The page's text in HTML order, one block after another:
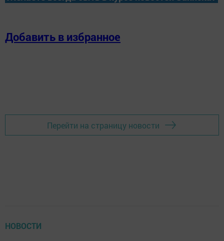
Добавить в избранное
Перейти на страницу новости
НОВОСТИ